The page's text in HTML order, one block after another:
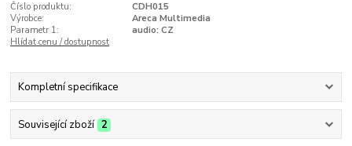
Číslo produktu:
CDH015
Výrobce:
Areca Multimedia
Parametr 1:
audio: CZ
Hlídat cenu / dostupnost
Kompletní specifikace
Související zboží 2